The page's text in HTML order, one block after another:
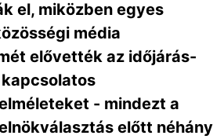
el, miközben egyes
média
elővették az időjárás-
- mindezt a
előtt néhány